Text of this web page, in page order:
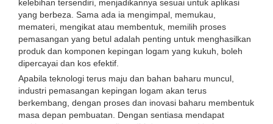
kelebihan tersendiri, menjadikannya sesuai untuk aplikasi
yang berbeza. Sama ada ia mengimpal, memukau,
memateri, mengikat atau membentuk, memilih proses
pemasangan yang betul adalah penting untuk menghasilkan
produk dan komponen kepingan logam yang kukuh, boleh
dipercayai dan kos efektif.
Apabila teknologi terus maju dan bahan baharu muncul,
industri pemasangan kepingan logam akan terus
berkembang, dengan proses dan inovasi baharu membentuk
masa depan pembuatan. Dengan sentiasa mendapat